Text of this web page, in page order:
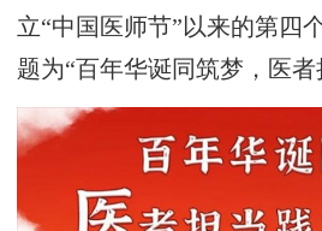
立“中国医师节”以来的第四
题为“百年华诞同筑梦，医者